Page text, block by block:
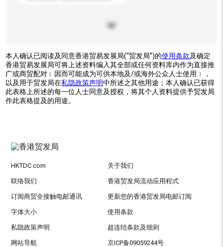
本人确认已阅读及同意香港贸易发展局(“贸发局”)的使用条款及确定
香港贸易发展局可将上述资料编入其全部或任何资料库内作为直接推
广或商贸配对﹝因而可能成为可供本地及/或海外公众人士使用﹞，
以及用于贸发局在私隐政策声明中所述之其他用途；本人确认已获得
此表格上所述的每一位人士同意及授权，将其个人资料提供予贸发局
作此表格提及的用途。
HKTDC.com 关于我们
联络我们 香港贸发局流动应用程式
订阅商贸全接触电邮通讯 更新您的香港贸发局电邮订阅
字体大小 使用条款
私隐政策声明 超连结条款及细则
网站导航 京ICP备09059244号